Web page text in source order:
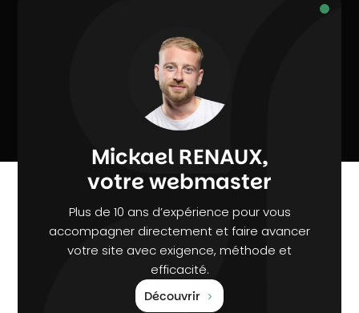
Mickael RENAUX,
votre webmaster
Plus de 10 ans d’expérience pour vous
accompagner directement et faire avancer
votre site avec exigence, méthode et
efficacité.
Découvrir